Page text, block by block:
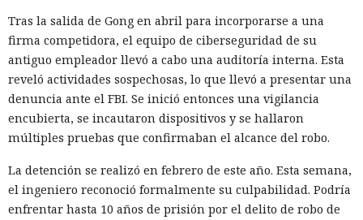
Tras la salida de Gong en abril para incorporarse a una
firma competidora, el equipo de ciberseguridad de su
antiguo empleador llevó a cabo una auditoría interna. Esta
reveló actividades sospechosas, lo que llevó a presentar una
denuncia ante el FBI. Se inició entonces una vigilancia
encubierta, se incautaron dispositivos y se hallaron
múltiples pruebas que confirmaban el alcance del robo.
La detención se realizó en febrero de este año. Esta semana,
el ingeniero reconoció formalmente su culpabilidad. Podría
enfrentar hasta 10 años de prisión por el delito de robo de